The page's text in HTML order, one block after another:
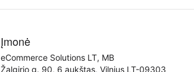
Įmonė
eCommerce Solutions LT, MB
Žalgirio g. 90, 6 aukštas, Vilnius LT-09303